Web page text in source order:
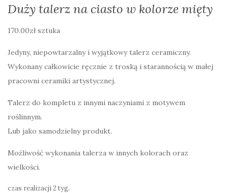
Duży talerz na ciasto w kolorze mięty
170.00zł sztuka
Jedyny, niepowtarzalny i wyjątkowy talerz ceramiczny.
Wykonany całkowicie ręcznie z troską i starannością w małej
pracowni ceramiki artystycznej.
Talerz do kompletu z innymi naczyniami z motywem
roślinnym.
Lub jako samodzielny produkt.
Możliwość wykonania talerza w innych kolorach oraz
wielkości.
czas realizacji 2 tyg.